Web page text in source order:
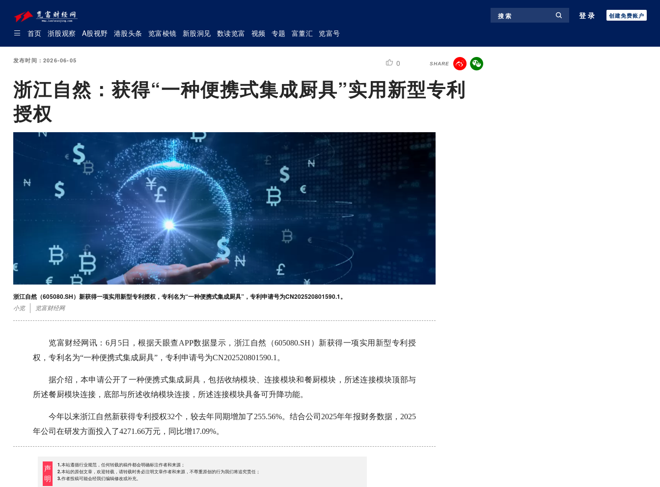
搜 索 登录 创建免费账户
首页 浙股观察 A股视野 港股头条 览富棱镜 新股洞见 数读览富 视频 专题 富董汇 览富号
发布时间：2026-06-05 0 SHARE
浙江自然：获得“一种便携式集成厨具”实用新型专利
授权
浙江自然（605080.SH）新获得一项实用新型专利授权，专利名为“一种便携式集成厨具”，专利申请号为CN202520801590.1。
小览 览富财经网
览富财经网讯：6月5日，根据天眼查APP数据显示，浙江自然（605080.SH）新获得一项实用新型专利授
权，专利名为“一种便携式集成厨具”，专利申请号为CN202520801590.1。
据介绍，本申请公开了一种便携式集成厨具，包括收纳模块、连接模块和餐厨模块，所述连接模块顶部与
所述餐厨模块连接，底部与所述收纳模块连接，所述连接模块具备可升降功能。
今年以来浙江自然新获得专利授权32个，较去年同期增加了255.56%。结合公司2025年年报财务数据，2025
年公司在研发方面投入了4271.66万元，同比增17.09%。
声
明
1.本站遵循行业规范，任何转载的稿件都会明确标注作者和来源；
2.本站的原创文章，欢迎转载，请转载时务必注明文章作者和来源，不尊重原创的行为我们将追究责任；
3.作者投稿可能会经我们编辑修改或补充。